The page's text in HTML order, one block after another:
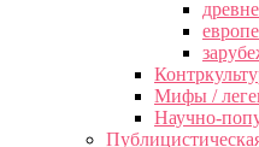
Мифы /
Научно-